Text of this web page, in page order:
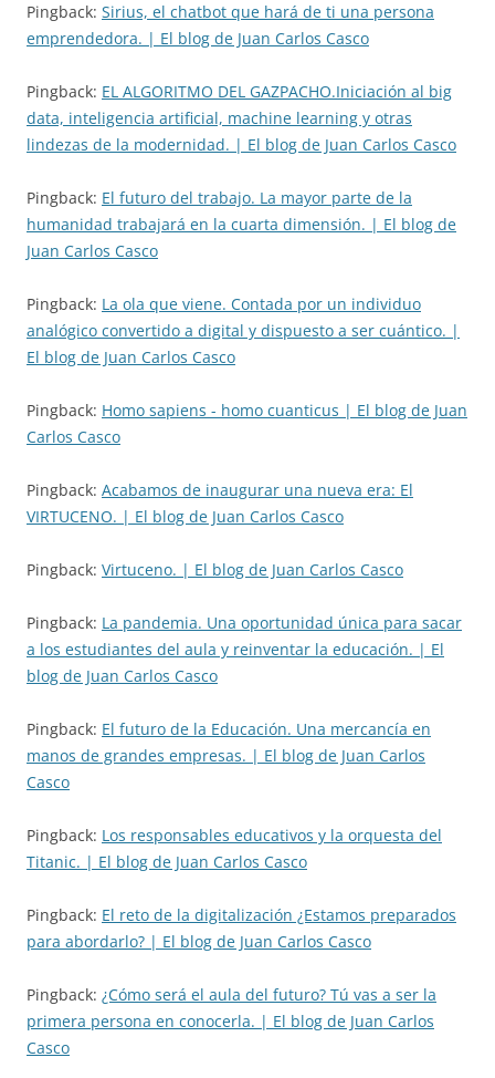
Pingback: Sirius, el chatbot que hará de ti una persona
emprendedora. | El blog de Juan Carlos Casco
Pingback: EL ALGORITMO DEL GAZPACHO.Iniciación al big
data, inteligencia artificial, machine learning y otras
lindezas de la modernidad. | El blog de Juan Carlos Casco
Pingback: El futuro del trabajo. La mayor parte de la
humanidad trabajará en la cuarta dimensión. | El blog de
Juan Carlos Casco
Pingback: La ola que viene. Contada por un individuo
analógico convertido a digital y dispuesto a ser cuántico. |
El blog de Juan Carlos Casco
Pingback: Homo sapiens - homo cuanticus | El blog de Juan
Carlos Casco
Pingback: Acabamos de inaugurar una nueva era: El
VIRTUCENO. | El blog de Juan Carlos Casco
Pingback: Virtuceno. | El blog de Juan Carlos Casco
Pingback: La pandemia. Una oportunidad única para sacar
a los estudiantes del aula y reinventar la educación. | El
blog de Juan Carlos Casco
Pingback: El futuro de la Educación. Una mercancía en
manos de grandes empresas. | El blog de Juan Carlos
Casco
Pingback: Los responsables educativos y la orquesta del
Titanic. | El blog de Juan Carlos Casco
Pingback: El reto de la digitalización ¿Estamos preparados
para abordarlo? | El blog de Juan Carlos Casco
Pingback: ¿Cómo será el aula del futuro? Tú vas a ser la
primera persona en conocerla. | El blog de Juan Carlos
Casco